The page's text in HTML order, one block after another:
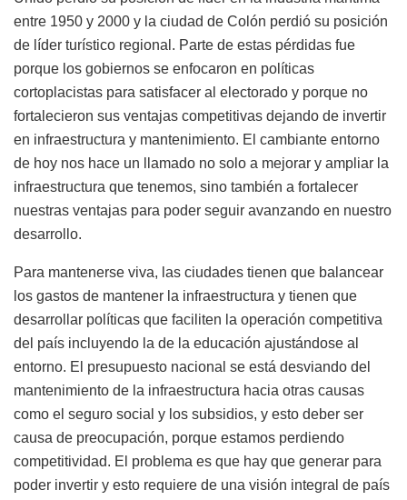
entre 1950 y 2000 y la ciudad de Colón perdió su posición
de líder turístico regional. Parte de estas pérdidas fue
porque los gobiernos se enfocaron en políticas
cortoplacistas para satisfacer al electorado y porque no
fortalecieron sus ventajas competitivas dejando de invertir
en infraestructura y mantenimiento. El cambiante entorno
de hoy nos hace un llamado no solo a mejorar y ampliar la
infraestructura que tenemos, sino también a fortalecer
nuestras ventajas para poder seguir avanzando en nuestro
desarrollo.
Para mantenerse viva, las ciudades tienen que balancear
los gastos de mantener la infraestructura y tienen que
desarrollar políticas que faciliten la operación competitiva
del país incluyendo la de la educación ajustándose al
entorno. El presupuesto nacional se está desviando del
mantenimiento de la infraestructura hacia otras causas
como el seguro social y los subsidios, y esto deber ser
causa de preocupación, porque estamos perdiendo
competitividad. El problema es que hay que generar para
poder invertir y esto requiere de una visión integral de país